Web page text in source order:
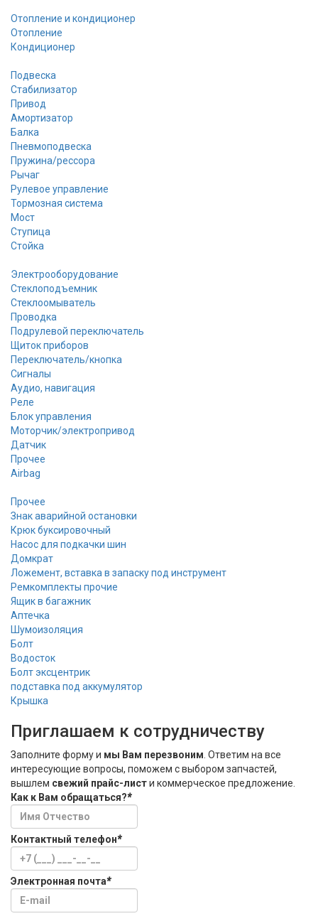
Отопление и кондиционер
Отопление
Кондиционер
Подвеска
Стабилизатор
Привод
Амортизатор
Балка
Пневмоподвеска
Пружина/рессора
Рычаг
Рулевое управление
Тормозная система
Мост
Ступица
Стойка
Электрооборудование
Стеклоподъемник
Стеклоомыватель
Проводка
Подрулевой переключатель
Щиток приборов
Переключатель/кнопка
Сигналы
Аудио, навигация
Реле
Блок управления
Моторчик/электропривод
Датчик
Прочее
Airbag
Прочее
Знак аварийной остановки
Крюк буксировочный
Насос для подкачки шин
Домкрат
Ложемент, вставка в запаску под инструмент
Ремкомплекты прочие
Ящик в багажник
Аптечка
Шумоизоляция
Болт
Водосток
Болт эксцентрик
подставка под аккумулятор
Крышка
Приглашаем к сотрудничеству
Заполните форму и мы Вам перезвоним. Ответим на все
интересующие вопросы, поможем с выбором запчастей,
вышлем свежий прайс-листи коммерческое предложение.
Как к Вам обращаться?*
Контактный телефон*
Электронная почта*